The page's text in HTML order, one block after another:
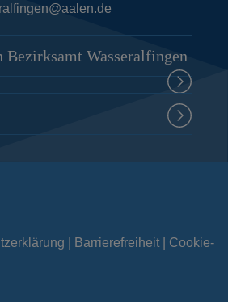
Bezirksamt Wasseralfingen
Barrierefreiheit
Cookie-